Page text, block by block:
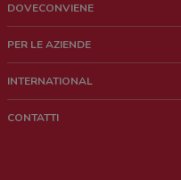
DOVECONVIENE
Chi siamo
Lavora con noi
PER LE AZIENDE
Richieste commerciali e marketing
INTERNATIONAL
CONTATTI